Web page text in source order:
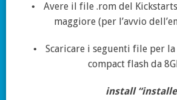
•
Avere il file .rom del
maggiore (per l’avvio
•
Scaricare i seguenti file per
compact flash da
install